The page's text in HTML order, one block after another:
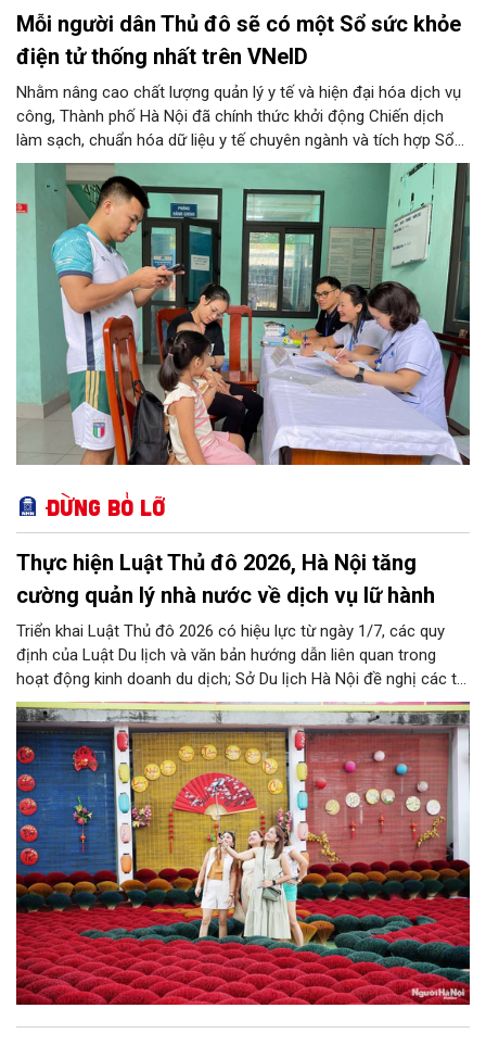
Mỗi người dân Thủ đô sẽ có một Sổ sức khỏe
điện tử thống nhất trên VNeID
Nhằm nâng cao chất lượng quản lý y tế và hiện đại hóa dịch vụ
công, Thành phố Hà Nội đã chính thức khởi động Chiến dịch
làm sạch, chuẩn hóa dữ liệu y tế chuyên ngành và tích hợp Sổ
sức khỏe điện tử trên ứng dụng VNeID. Chương trình trọng điểm
này hứa hẹn giúp mỗi người dân Thủ đô làm chủ một hồ sơ sức
khỏe điện tử duy nhất, cho phép theo dõi và chăm sóc sức
khỏe toàn diện theo vòng đời trên không gian mạng.
Đừng bỏ lỡ
Thực hiện Luật Thủ đô 2026, Hà Nội tăng
cường quản lý nhà nước về dịch vụ lữ hành
Triển khai Luật Thủ đô 2026 có hiệu lực từ ngày 1/7, các quy
định của Luật Du lịch và văn bản hướng dẫn liên quan trong
hoạt động kinh doanh du dịch; Sở Du lịch Hà Nội đề nghị các tổ
chức, đơn vị, doanh nghiệp kinh doanh dịch vụ lữ hành trên địa
bàn thành phố thực hiện một số nội dung quan trọng. Qua đó
góp phần thực hiện thắng lợi các mục tiêu phát triển du lịch Hà
Nội năm 2026 và giai đoạn tiếp theo.